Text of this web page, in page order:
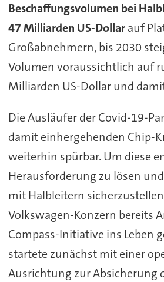
Beschaffungsvolumen bei
47 Milliarden US-Dollarauf
Großabnehmern, bis 2030
Volumen voraussichtlich auf
Milliarden US-Dollar und
Die Ausläufer der Covid-19-
damit einhergehenden Chip-
weiterhin spürbar. Um diese
Herausforderung zu lösen
mit Halbleitern
Volkswagen-Konzern bereits
Compass-Initiative ins Leben
startete zunächst mit einer
Ausrichtung zur Absicherung